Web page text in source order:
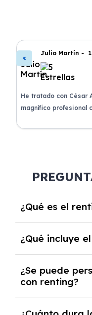
Julio Martín -
He tratado con César
magnífico profesional
¿Qué es el
alquiler a largo
cuota mensual
durante un
generalmente
¿Qué incluye
seguro a todo
reparaciones,
carretera y
¿Se puede
con renting?